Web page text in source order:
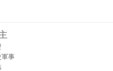
軍事